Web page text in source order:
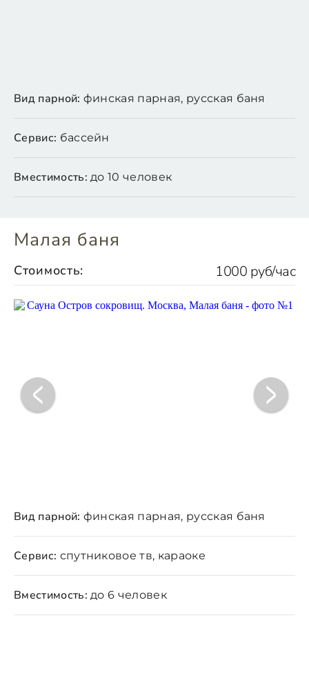
Вид парной: финская парная, русская баня
Сервис: бассейн
Вместимость: до 10 человек
Малая баня
Стоимость: 1000 руб/час
Вид парной: финская парная, русская баня
Сервис: спутниковое тв, караоке
Вместимость: до 6 человек